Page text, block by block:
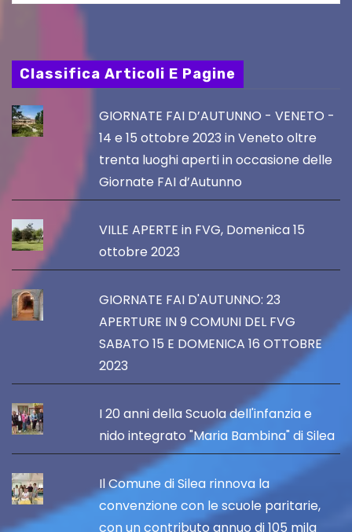
Classifica Articoli E Pagine
GIORNATE FAI D’AUTUNNO - VENETO -
14 e 15 ottobre 2023 in Veneto oltre
trenta luoghi aperti in occasione delle
Giornate FAI d’Autunno
VILLE APERTE in FVG, Domenica 15
ottobre 2023
GIORNATE FAI D'AUTUNNO: 23
APERTURE IN 9 COMUNI DEL FVG
SABATO 15 E DOMENICA 16 OTTOBRE
2023
I 20 anni della Scuola dell'infanzia e
nido integrato "Maria Bambina" di Silea
Il Comune di Silea rinnova la
convenzione con le scuole paritarie,
con un contributo annuo di 105 mila